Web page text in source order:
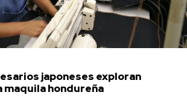
japoneses exploran
maquila hondureña